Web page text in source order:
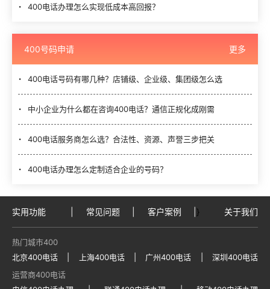
400电话办理怎么实现低成本高回报？
400号码申请 更多
400电话号码有哪几种？店铺级、企业级、集团级怎么选
中小企业为什么都在咨询400电话？通信正规化成刚需
400电话服务商怎么选？合法性、资源、声誉三步把关
400电话办理怎么定制适合企业的号码？
实用功能 常见问题 客户案例 } 关于我们
热门城市400
北京400电话
上海400电话 广州400电话
深圳400电话
运营商400电话